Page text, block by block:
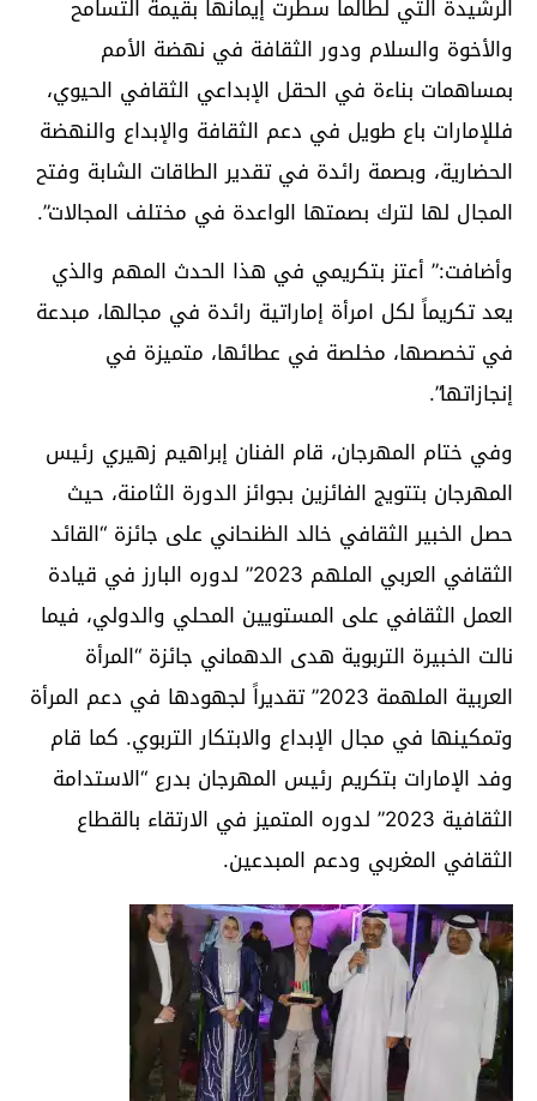
الرشيدة التي لطالما سطرت إيمانها بقيمة التسامح
والأخوة والسلام ودور الثقافة في نهضة الأمم
بمساهمات بناءة في الحقل الإبداعي الثقافي الحيوي،
فللإمارات باع طويل في دعم الثقافة والإبداع والنهضة
الحضارية، وبصمة رائدة في تقدير الطاقات الشابة وفتح
المجال لها لترك بصمتها الواعدة في مختلف المجالات”.
وأضافت:” أعتز بتكريمي في هذا الحدث المهم والذي
يعد تكريماً لكل امرأة إماراتية رائدة في مجالها، مبدعة
في تخصصها، مخلصة في عطائها، متميزة في
إنجازاتها”.
وفي ختام المهرجان، قام الفنان إبراهيم زهيري رئيس
المهرجان بتتويج الفائزين بجوائز الدورة الثامنة، حيث
حصل الخبير الثقافي خالد الظنحاني على جائزة “القائد
الثقافي العربي الملهم 2023” لدوره البارز في قيادة
العمل الثقافي على المستويين المحلي والدولي، فيما
نالت الخبيرة التربوية هدى الدهماني جائزة “المرأة
العربية الملهمة 2023” تقديراً لجهودها في دعم المرأة
وتمكينها في مجال الإبداع والابتكار التربوي. كما قام
وفد الإمارات بتكريم رئيس المهرجان بدرع “الاستدامة
الثقافية 2023” لدوره المتميز في الارتقاء بالقطاع
الثقافي المغربي ودعم المبدعين.